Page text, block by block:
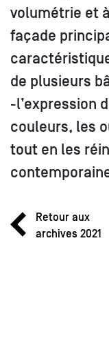
volumétrie et
façade
de plusieurs
-l’expression
couleurs, les
tout en les
Retour aux
archives 2021